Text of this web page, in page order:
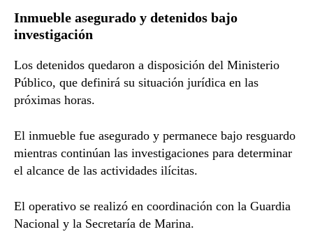
Inmueble asegurado y detenidos bajo
investigación
Los detenidos quedaron a disposición del Ministerio
Público, que definirá su situación jurídica en las
próximas horas.
El inmueble fue asegurado y permanece bajo resguardo
mientras continúan las investigaciones para determinar
el alcance de las actividades ilícitas.
El operativo se realizó en coordinación con la Guardia
Nacional y la Secretaría de Marina.